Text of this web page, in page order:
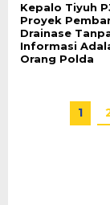
Kepalo Tiyuh
Proyek
Drainase
Informasi
Orang Polda
1